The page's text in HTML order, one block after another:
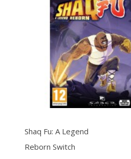
Shaq Fu: A Legend
Reborn Switch